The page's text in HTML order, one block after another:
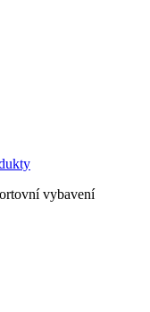
vybavení